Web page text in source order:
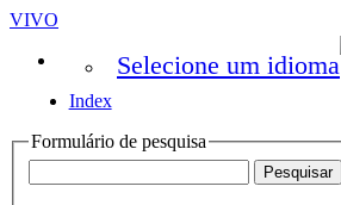
VIVO
Selecione um idioma
Index
Formulário de pesquisa